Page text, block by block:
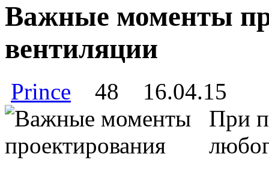
Важные моменты
вентиляции
Prince 48
16.04.15
При